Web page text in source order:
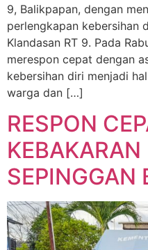
9, Balikpapan, dengan
perlengkapan kebersihan
Klandasan RT 9. Pada
merespon cepat dengan
kebersihan diri menjadi
warga dan […]
RESPON
KEBAKARAN
SEPINGGAN